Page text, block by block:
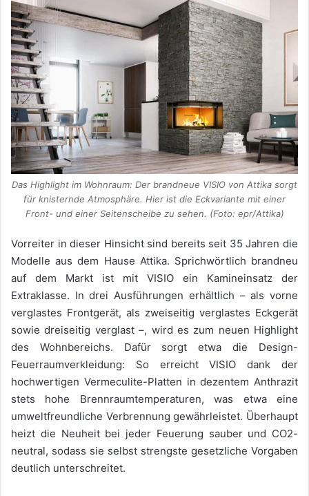
Das Highlight im Wohnraum: Der brandneue VISIO von Attika sorgt
für knisternde Atmosphäre. Hier ist die Eckvariante mit einer
Front- und einer Seitenscheibe zu sehen. (Foto: epr/Attika)
Vorreiter in dieser Hinsicht sind bereits seit 35 Jahren die
Modelle aus dem Hause Attika. Sprichwörtlich brandneu
auf dem Markt ist mit VISIO ein Kamineinsatz der
Extraklasse. In drei Ausführungen erhältlich – als vorne
verglastes Frontgerät, als zweiseitig verglastes Eckgerät
sowie dreiseitig verglast –, wird es zum neuen Highlight
des Wohnbereichs. Dafür sorgt etwa die Design-
Feuerraumverkleidung: So erreicht VISIO dank der
hochwertigen Vermeculite-Platten in dezentem Anthrazit
stets hohe Brennraumtemperaturen, was etwa eine
umweltfreundliche Verbrennung gewährleistet. Überhaupt
heizt die Neuheit bei jeder Feuerung sauber und CO2-
neutral, sodass sie selbst strengste gesetzliche Vorgaben
deutlich unterschreitet.